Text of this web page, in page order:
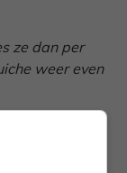
ze dan per
weer even